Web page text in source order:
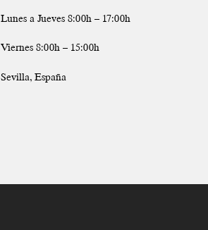
Lunes a Jueves 8:00h – 17:00h
Viernes 8:00h – 15:00h
Sevilla, España